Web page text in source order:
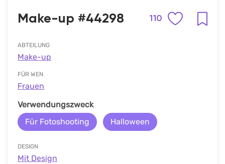
Make-up #44298 110
ABTEILUNG
Make-up
FÜR WEN
Frauen
Verwendungszweck
Für Fotoshooting
Halloween
DESIGN
Mit Design